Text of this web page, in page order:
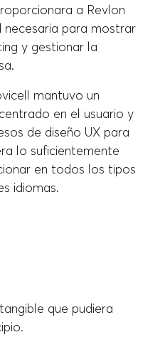
a Revlon
necesaria para mostrar
y gestionar la
mantuvo un
en el usuario y
de diseño UX para
lo suficientemente
en todos los tipos
idiomas.
que pudiera